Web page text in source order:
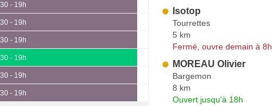
- 19h
- 19h
- 19h
- 19h
- 19h
- 19h
Isotop
Tourrettes
5 km
Fermé, ouvre demain à 8h
MOREAU Olivier
Bargemon
8 km
Ouvert jusqu'à 18h